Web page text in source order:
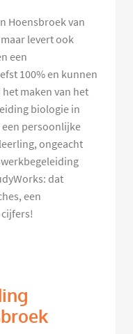
Hoensbroek van
levert ook
een
100% en kunnen
maken van het
biologie in
persoonlijke
ongeacht
dat
een